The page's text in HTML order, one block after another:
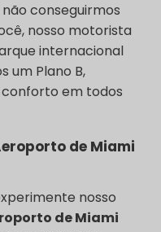
não conseguirmos
nosso motorista
internacional
um Plano B,
em todos
de Miami
nosso
de Miami